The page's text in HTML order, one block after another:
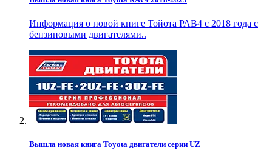
Информация о новой книге Тойота РАВ4 с 2018 года с
бензиновыми двигателями..
Вышла новая книга Toyota двигатели серии UZ